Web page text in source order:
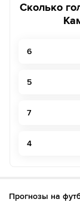
Сколько
6
5
7
4
Прогнозы на